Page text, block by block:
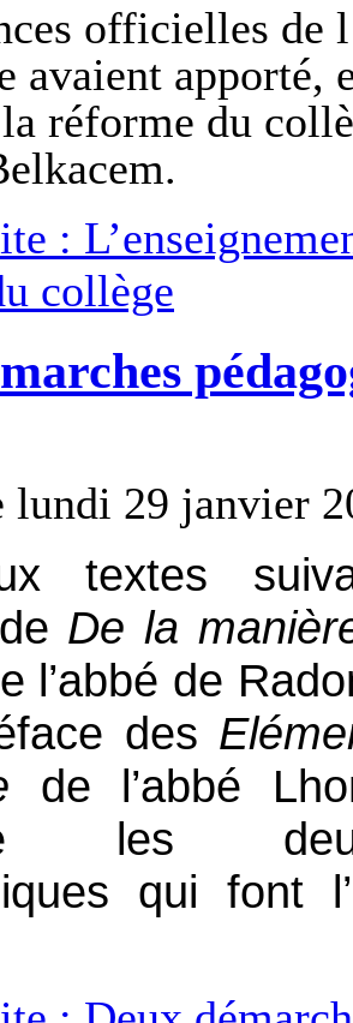
officielles de
avaient apporté,
réforme du
:
collège
lundi 29 janvier
textes
De la
l’abbé de
des
de l’abbé
les
qui font